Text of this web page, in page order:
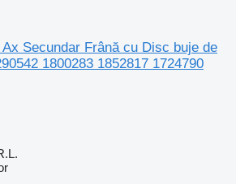
Secundar Frână cu Disc buje de
1800283 1852817 1724790